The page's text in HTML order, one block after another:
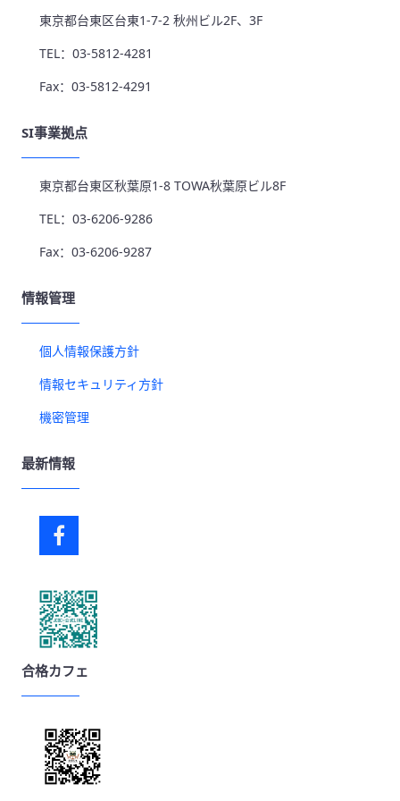
東京都台東区台東1-7-2 秋州ビル2F、3F
TEL：03-5812-4281
Fax：03-5812-4291
SI事業拠点
東京都台東区秋葉原1-8 TOWA秋葉原ビル8F
TEL：03-6206-9286
Fax：03-6206-9287
情報管理
個人情報保護方針
情報セキュリティ方針
機密管理
最新情報
合格カフェ